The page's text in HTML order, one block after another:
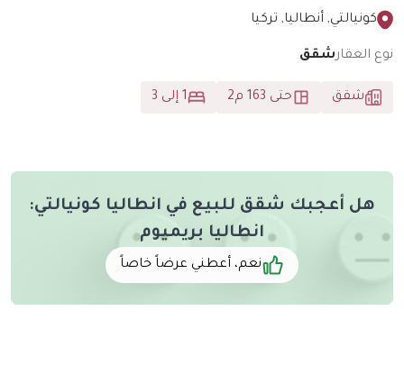
أنطاليا, تركيا
شقق
شقق حتى 163 م2
هل أعجبك شقق للبيع في انطاليا كونيالتي:
انطاليا بريميوم
نعم، أعطني عرضاً خاصاً